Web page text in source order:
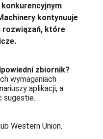
kontynuuje
rozwiązań, które
zbiornik?
wymaganiach
aplikacji, a
sugestie.
Western Union.